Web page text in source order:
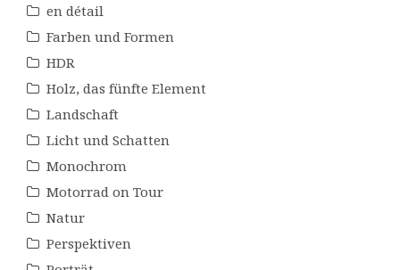
en détail
Farben und Formen
HDR
Holz, das fünfte Element
Landschaft
Licht und Schatten
Monochrom
Motorrad on Tour
Natur
Perspektiven